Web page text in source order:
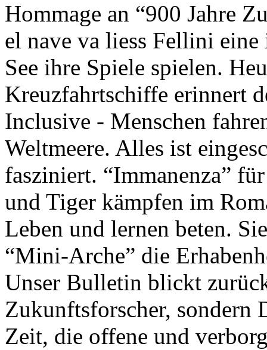
Hommage an “900 Jahre
el nave va liess Fellini
See ihre Spiele spielen.
Kreuzfahrtschiffe erinnert
Inclusive - Menschen
Weltmeere. Alles ist
fasziniert. “Immanenza”
und Tiger kämpfen im
Leben und lernen beten.
“Mini-Arche” die
Unser Bulletin blickt
Zukunftsforscher, sondern
Zeit, die offene und